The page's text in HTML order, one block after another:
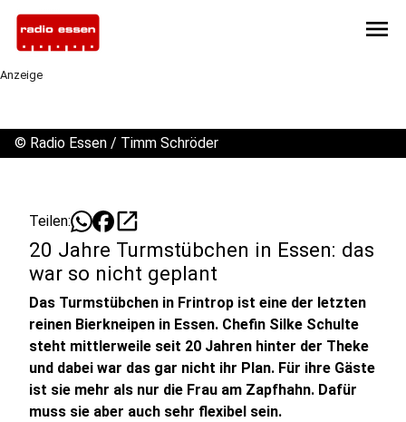
menu
Anzeige
© Radio Essen / Timm Schröder
Teilen: open_in_new
20 Jahre Turmstübchen in Essen: das
war so nicht geplant
Das Turmstübchen in Frintrop ist eine der letzten
reinen Bierkneipen in Essen. Chefin Silke Schulte
steht mittlerweile seit 20 Jahren hinter der Theke
und dabei war das gar nicht ihr Plan. Für ihre Gäste
ist sie mehr als nur die Frau am Zapfhahn. Dafür
muss sie aber auch sehr flexibel sein.